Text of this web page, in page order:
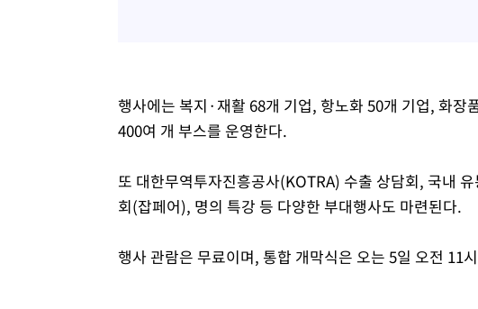
행사에는 복지·재활 68개 기업, 항노화 50개 기업, 화장
400여 개 부스를 운영한다.
또 대한무역투자진흥공사(KOTRA) 수출 상담회, 국내
회(잡페어), 명의 특강 등 다양한 부대행사도 마련된다.
행사 관람은 무료이며, 통합 개막식은 오는 5일 오전 11